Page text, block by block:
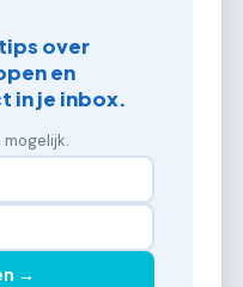
over
en
in je inbox.
→